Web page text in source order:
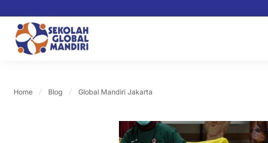
Home Blog Global Mandiri Jakarta